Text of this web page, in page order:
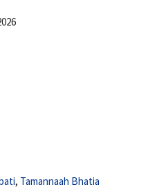
, Tamannaah Bhatia